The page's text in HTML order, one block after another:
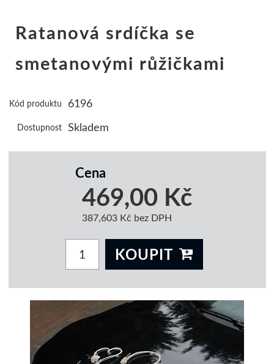
Ratanová srdíčka se
smetanovými růžičkami
Kód produktu 6196
Dostupnost Skladem
Cena
469,00 Kč
387,603 Kč bez DPH
KOUPIT